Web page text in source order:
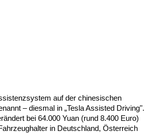
auf der chinesischen
– diesmal in „Tesla Assisted Driving".
bei 64.000 Yuan (rund 8.400 Euro)
in Deutschland, Österreich